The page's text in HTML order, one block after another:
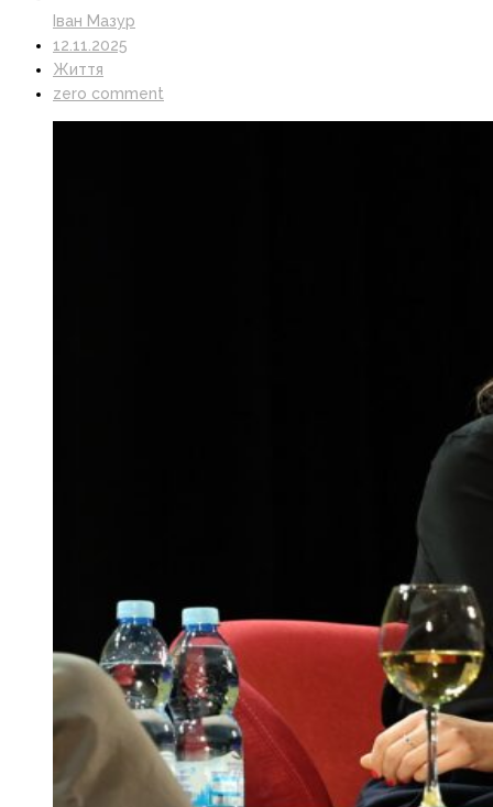
Іван Мазур
12.11.2025
Життя
zero comment